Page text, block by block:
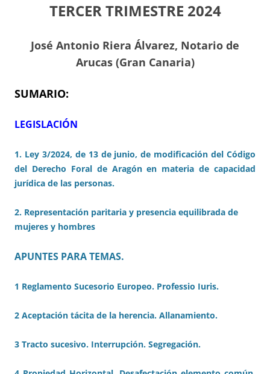
TERCER TRIMESTRE 2024
José Antonio Riera Álvarez, Notario de
Arucas (Gran Canaria)
SUMARIO:
LEGISLACIÓN
1. Ley 3/2024, de 13 de junio, de modificación del Código
del Derecho Foral de Aragón en materia de capacidad
jurídica de las personas.
2. Representación paritaria y presencia equilibrada de
mujeres y hombres
APUNTES PARA TEMAS.
1 Reglamento Sucesorio Europeo. Professio Iuris.
2 Aceptación tácita de la herencia. Allanamiento.
3 Tracto sucesivo. Interrupción. Segregación.